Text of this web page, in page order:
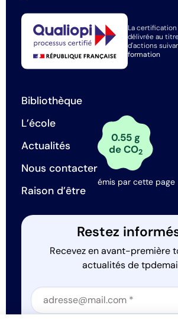
La
délivrée au
d'actions
formation
Bibliothèque
L’école
Actualités
Nous contacter
Raison d’être
0.55 g
de CO2
émis par cette page
Restez
Recevez en avant-première
actualités de
Section